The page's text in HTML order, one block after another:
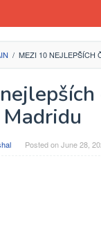
/ MEZI 10 NEJLEPŠÍCH
Madridu
Posted onJune 28,